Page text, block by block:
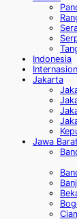
Indonesia
Jakarta
Jawa Barat